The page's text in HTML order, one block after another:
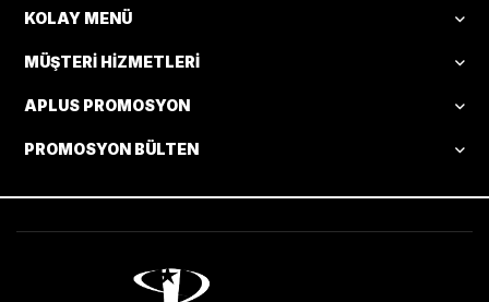
KOLAY MENÜ
MÜŞTERI HIZMETLERI
APLUS PROMOSYON
PROMOSYON BÜLTEN